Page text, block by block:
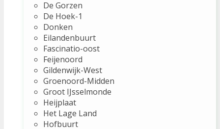
De Gorzen
De Hoek-1
Donken
Eilandenbuurt
Fascinatio-oost
Feijenoord
Gildenwijk-West
Groenoord-Midden
Groot IJsselmonde
Heijplaat
Het Lage Land
Hofbuurt